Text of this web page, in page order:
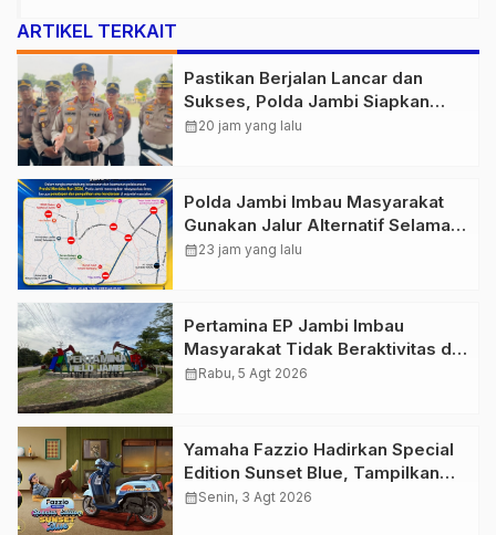
ARTIKEL TERKAIT
Pastikan Berjalan Lancar dan
Sukses, Polda Jambi Siapkan
Pengamanan Berlapis untuk 8.750
calendar_month20 jam yang lalu
Polda Jambi Imbau Masyarakat
Gunakan Jalur Alternatif Selama
Pelaksanaan Presisi Merdeka Run
calendar_month23 jam yang lalu
Pertamina EP Jambi Imbau
Masyarakat Tidak Beraktivitas di
Atas Jalur Pipa Migas Demi
calendar_monthRabu, 5 Agt 2026
Yamaha Fazzio Hadirkan Special
Edition Sunset Blue, Tampilkan
Nuansa Retro Summer yang
calendar_monthSenin, 3 Agt 2026